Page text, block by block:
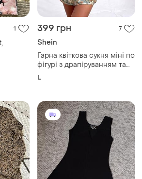
1 399 грн 7
Shein
Гарна квіткова сукня міні по
фігурі з драпіруванням та
завязкою на грудях
L